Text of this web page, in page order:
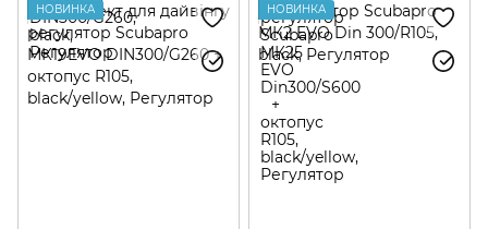
НОВИНКА НОВИНКА